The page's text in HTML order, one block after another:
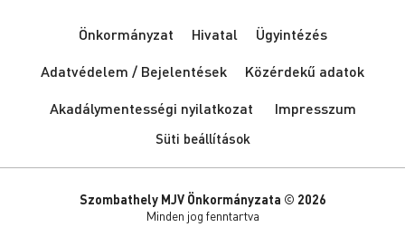
Önkormányzat Hivatal
Ügyintézés
Adatvédelem / Bejelentések
Közérdekű adatok
Akadálymentességi nyilatkozat
Impresszum
Süti beállítások
Szombathely MJV Önkormányzata © 2026
Minden jog fenntartva